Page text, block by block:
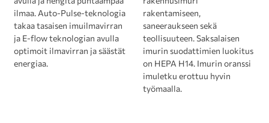
ilmaa. Auto-Pulse-teknologia
takaa tasaisen imuilmavirran
ja E-flow teknologian avulla
optimoit ilmavirran ja säästät
energiaa.
rakentamiseen,
saneeraukseen sekä
teollisuuteen. Saksalaisen
imurin suodattimien luokitus
on HEPA H14. Imurin oranssi
imuletku erottuu hyvin
työmaalla.